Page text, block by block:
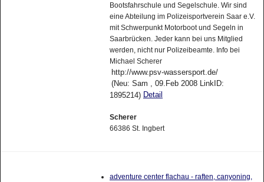
Bootsfahrschule und Segelschule. Wir sind
eine Abteilung im Polizeisportverein Saar e.V.
mit Schwerpunkt Motorboot und Segeln in
Saarbrücken. Jeder kann bei uns Mitglied
werden, nicht nur Polizeibeamte. Info bei
Michael Scherer
http://www.psv-wassersport.de/
(Neu: Sam , 09.Feb 2008 LinkID:
1895214) Detail
Scherer
66386 St. Ingbert
adventure center flachau - raften, canyoning,